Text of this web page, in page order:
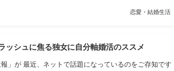
恋愛・結婚生活
ッシュに焦る独女に自分軸婚活のススメ
」が 最近、ネットで話題になっているのをご存知です